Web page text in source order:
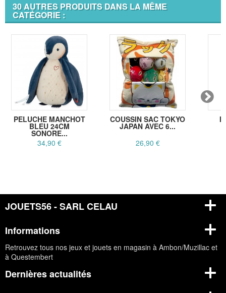
30 AUTRES PRODUITS DANS LA MÊME
CATÉGORIE :
PELUCHE MANCHOT
BLEU 24CM
SONORE...
34,90 €
COUSSIN SAC TOKYO
JAPAN AVEC 6...
26,90 €
JOUETS56 - SARL CELAU
Informations
Retrouvez tous nos jeux et jouets en magasin à Ambon/Muzillac et
à Questembert
Dernières actualités